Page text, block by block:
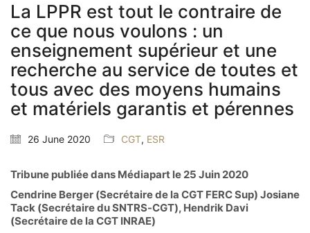
La LPPR est tout le contraire de
ce que nous voulons : un
enseignement supérieur et une
recherche au service de toutes et
tous avec des moyens humains
et matériels garantis et pérennes
26 June 2020 CGT, ESR
Tribune publiée dans Médiapart le 25 Juin 2020
Cendrine Berger (Secrétaire de la CGT FERC Sup) Josiane
Tack (Secrétaire du SNTRS-CGT), Hendrik Davi
(Secrétaire de la CGT INRAE)